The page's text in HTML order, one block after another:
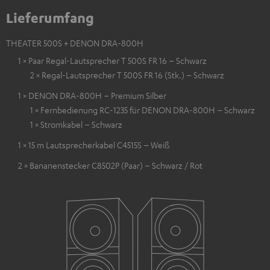
Lieferumfang
THEATER 500S + DENON DRA-800H
1 × Paar Regal-Lautsprecher T 500S FR 16 – Schwarz
2 × Regal-Lautsprecher T 500S FR 16 (Stk.) – Schwarz
1 × DENON DRA-800H – Premium Silber
1 × Fernbedienung RC-1235 für DENON DRA-800H – Schwarz
1 × Stromkabel – Schwarz
1 × 15 m Lautsprecherkabel C4515S – Weiß
2 × Bananenstecker C8502P (Paar) – Schwarz / Rot